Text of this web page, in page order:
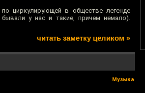
циркулирующей в обществе легенде
у нас и такие, причем немало).
читать заметку целиком »
Музыка